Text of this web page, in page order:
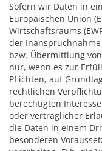
Sofern wir Daten in
Europäischen Union
Wirtschaftsraums
der
bzw. Übermittlung
nur, wenn es zur
Pflichten, auf
rechtlichen
berechtigten
oder vertraglicher
die Daten in einem
besonderen